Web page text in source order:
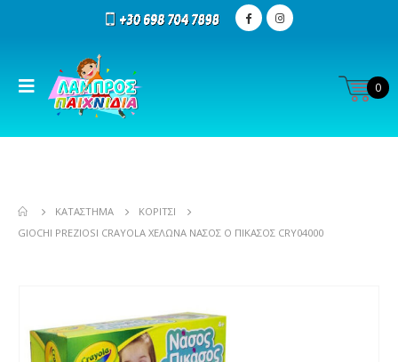
0
ΚΑΤΆΣΤΗΜΑ
ΚΟΡΊΤΣΙ
GIOCHI PREZIOSI CRAYOLA ΧΕΛΏΝΑ ΝΆΣΟΣ Ο ΠΙΚΆΣΟΣ CRY04000